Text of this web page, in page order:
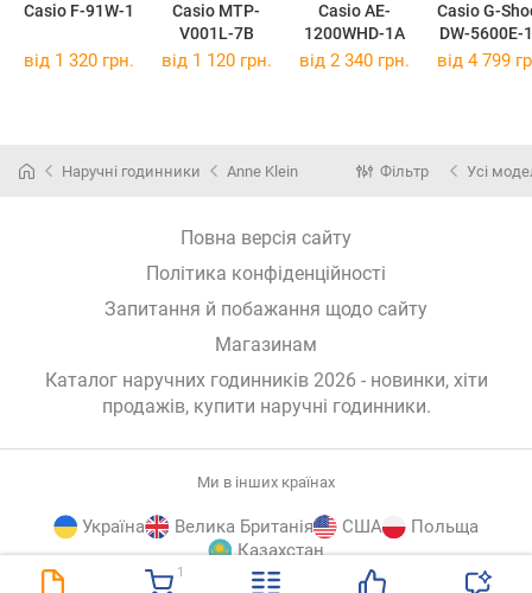
1
Casio F-91W-1
Casio MTP-
V001L-7B
Casio AE-
1200WHD-1A
Casio G-
DW-5600E-
від 1 320 грн. від 1 120 грн. від 2 340 грн. від 4 799
Наручні годинники Anne Klein Фільтр Усі
Повна версія сайту
Політика конфіденційності
Запитання й побажання щодо сайту
Магазинам
Каталог наручних годинників 2026 - новинки, хіти
продажів, купити наручні годинники.
Ми в інших країнах
Україна Велика Британія США
Польща
Казахстан